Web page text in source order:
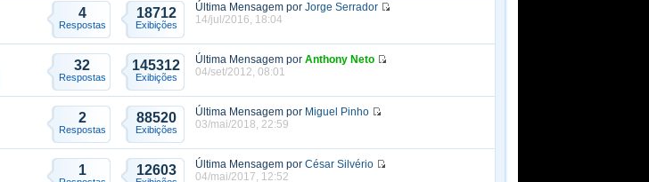
4
Respostas
18712
Exibições
Última Mensagem por Jorge Serrador
14/jul/2016, 18:04
32
Respostas
145312
Exibições
Última Mensagem por Anthony Neto
04/set/2012, 08:01
2
Respostas
88520
Exibições
Última Mensagem por Miguel Pinho
03/mai/2018, 22:59
1 12603 Última Mensagem por César Silvério
04/mai/2017, 12:52